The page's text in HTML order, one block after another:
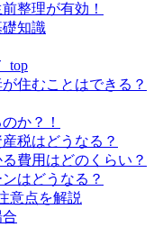
整理が有効！
礎知識
住むことはできる？
か？！
税はどうなる？
費用はどのくらい？
はどうなる？
意点を解説